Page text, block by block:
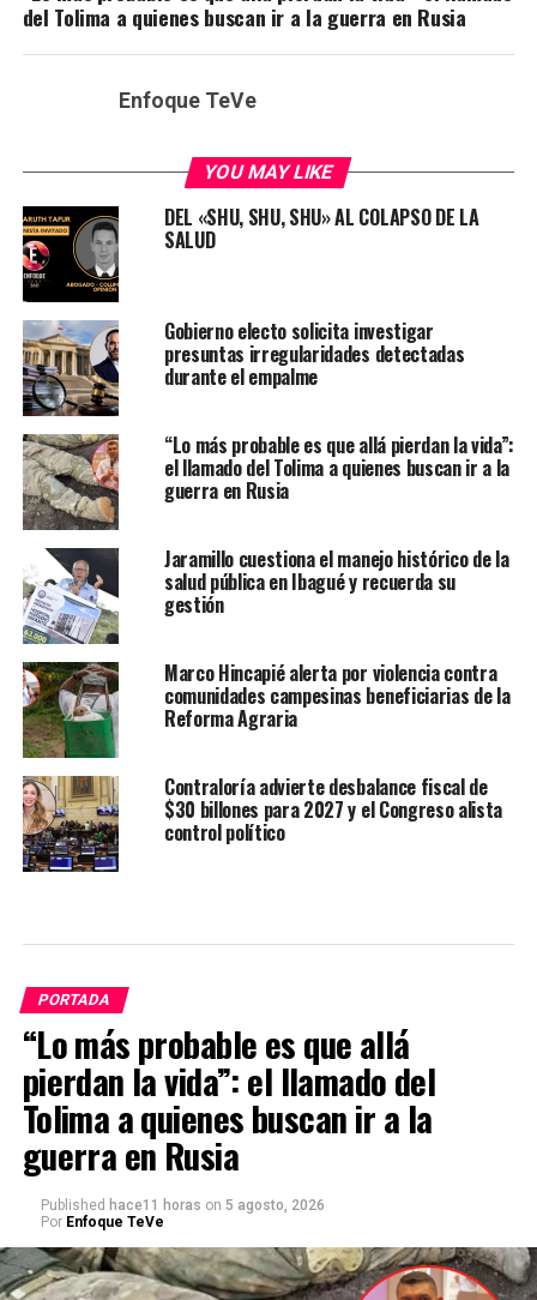
del Tolima a quienes buscan ir a la guerra en Rusia
Enfoque TeVe
YOU MAY LIKE
DEL «SHU, SHU, SHU» AL COLAPSO DE LA
SALUD
Gobierno electo solicita investigar
presuntas irregularidades detectadas
durante el empalme
“Lo más probable es que allá pierdan la vida”:
el llamado del Tolima a quienes buscan ir a la
guerra en Rusia
Jaramillo cuestiona el manejo histórico de la
salud pública en Ibagué y recuerda su
gestión
Marco Hincapié alerta por violencia contra
comunidades campesinas beneficiarias de la
Reforma Agraria
Contraloría advierte desbalance fiscal de
$30 billones para 2027 y el Congreso alista
control político
PORTADA
“Lo más probable es que allá
pierdan la vida”: el llamado del
Tolima a quienes buscan ir a la
guerra en Rusia
Published hace11 horas on 5 agosto, 2026
Por Enfoque TeVe